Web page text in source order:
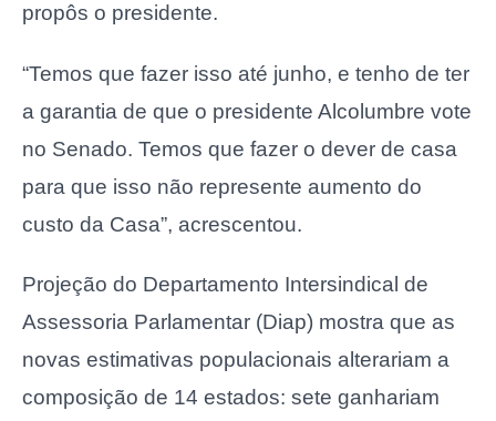
propôs o presidente.
“Temos que fazer isso até junho, e tenho de ter
a garantia de que o presidente Alcolumbre vote
no Senado. Temos que fazer o dever de casa
para que isso não represente aumento do
custo da Casa”, acrescentou.
Projeção do Departamento Intersindical de
Assessoria Parlamentar (Diap) mostra que as
novas estimativas populacionais alterariam a
composição de 14 estados: sete ganhariam